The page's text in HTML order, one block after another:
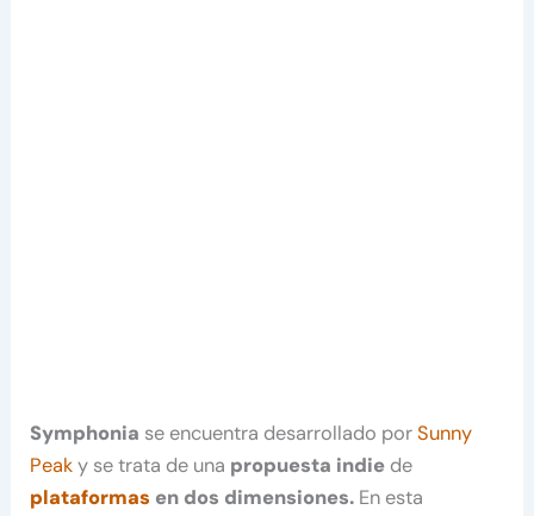
Symphonia se encuentra desarrollado porSunny
Peaky se trata de una propuesta indie de
plataformas en dos dimensiones. En esta